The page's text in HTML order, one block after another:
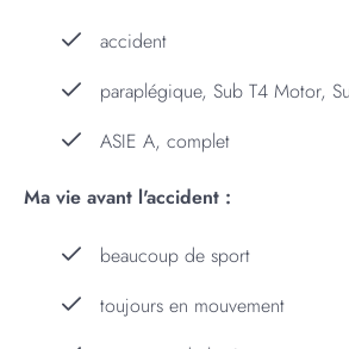
accident
paraplégique, Sub T4 Motor,
ASIE A, complet
Ma vie avant l'accident :
beaucoup de sport
toujours en mouvement